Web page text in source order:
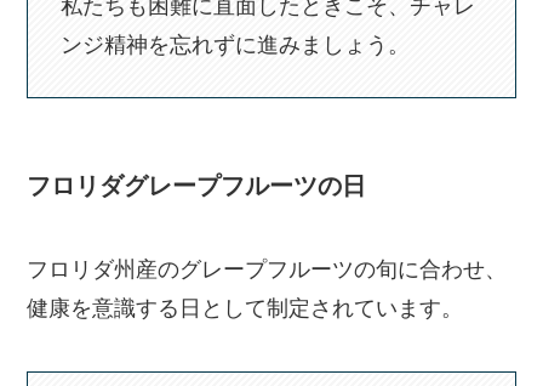
私たちも困難に直面したときこそ、チャレ
ンジ精神を忘れずに進みましょう。
フロリダグレープフルーツの日
フロリダ州産のグレープフルーツの旬に合わせ、
健康を意識する日として制定されています。